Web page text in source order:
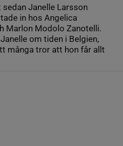
Janelle Larsson
in hos Angelica
Marlon Modolo Zanotelli.
om tiden i Belgien,
många tror att hon får allt